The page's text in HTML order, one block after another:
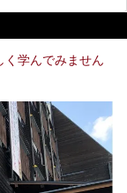
置にある、小豆島を代
す。
く学んでみません